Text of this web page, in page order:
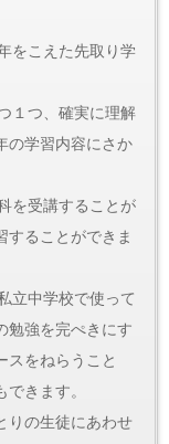
をこえた先取り学
１つ、確実に理解
の学習内容にさか
を受講することが
することができま
立中学校で使って
勉強を完ぺきにす
スをねらうこと
きます。
りの生徒にあわせ